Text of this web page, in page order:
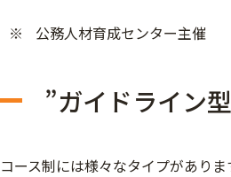
公務人材育成センター主催
”ガイドライン
コース制には様々なタイプがあり